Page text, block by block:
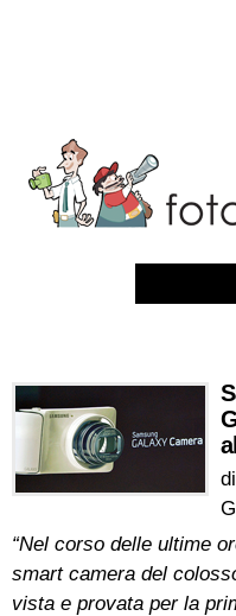
di
“Nel corso delle ultime
smart camera del
vista e provata per la